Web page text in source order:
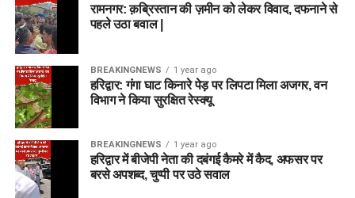
रामनगर: क़ब्रिस्तान की ज़मीन को लेकर विवाद, दफनाने से
पहले उठा बवाल |
BREAKINGNEWS 1 year ago
हरिद्वार: गंगा घाट किनारे पेड़ पर लिपटा मिला अजगर, वन
विभाग ने किया सुरक्षित रेस्क्यू
BREAKINGNEWS 1 year ago
हरिद्वार में बीजेपी नेता की दबंगई कैमरे में कैद, अफसर पर
बरसे अपशब्द, चुप्पी पर उठे सवाल